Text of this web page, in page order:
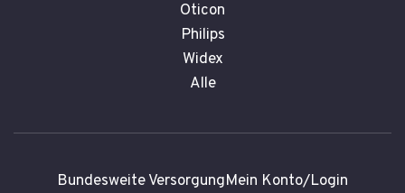
Oticon
Philips
Widex
Alle
Bundesweite VersorgungMein Konto/Login